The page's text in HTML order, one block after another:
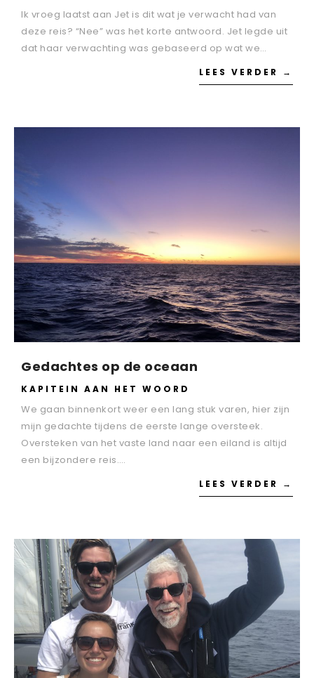
Ik vroeg laatst aan Jet is dit wat je verwacht had van
deze reis? “Nee” was het korte antwoord. Jet legde uit
dat haar verwachting was gebaseerd op wat we…
LEES VERDER →
Gedachtes op de oceaan
KAPITEIN AAN HET WOORD
We gaan binnenkort weer een lang stuk varen, hier zijn
mijn gedachte tijdens de eerste lange oversteek.
Oversteken van het vaste land naar een eiland is altijd
een bijzondere reis….
LEES VERDER →